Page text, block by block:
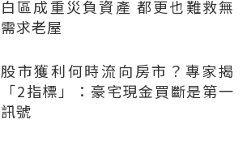
白區成重災負資產 都更也難救無
需求老屋
股市獲利何時流向房市？專家揭
「2指標」：豪宅現金買斷是第一
訊號